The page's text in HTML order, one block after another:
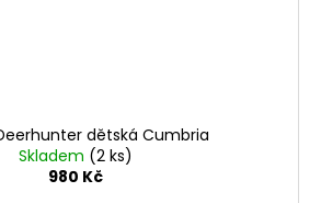
dětská Cumbria
Skladem (2 ks)
980 Kč